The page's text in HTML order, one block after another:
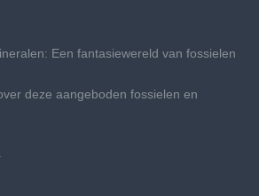
Een fantasiewereld van fossielen
deze aangeboden fossielen en